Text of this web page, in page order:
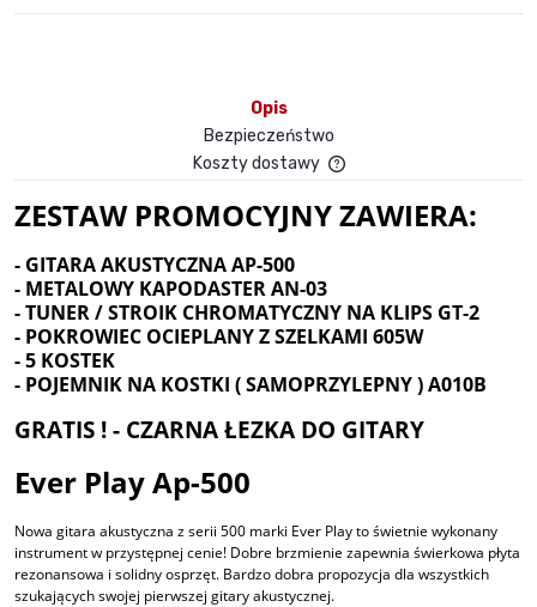
Opis
Bezpieczeństwo
Koszty dostawy
płatności
ZESTAW PROMOCYJNY ZAWIERA:
- GITARA AKUSTYCZNA AP-500
- METALOWY KAPODASTER AN-03
- TUNER / STROIK CHROMATYCZNY NA KLIPS GT-2
- POKROWIEC OCIEPLANY Z SZELKAMI 605W
- 5 KOSTEK
- POJEMNIK NA KOSTKI ( SAMOPRZYLEPNY ) A010B
GRATIS ! - CZARNA ŁEZKA DO GITARY
Ever Play Ap-500
Nowa gitara akustyczna z serii 500 marki Ever Play to świetnie wykonany
instrument w przystępnej cenie! Dobre brzmienie zapewnia świerkowa płyta
rezonansowa i solidny osprzęt. Bardzo dobra propozycja dla wszystkich
szukających swojej pierwszej gitary akustycznej.